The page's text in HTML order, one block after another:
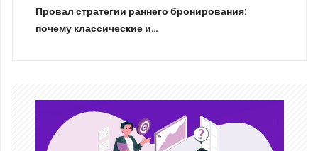
Провал стратегии раннего бронирования:
почему классические и…